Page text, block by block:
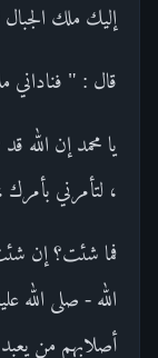
إليك ملك
قال : " فناداني
يا محمد إن
، لتأمرني بأمرك
فما شئت؟ إن
الله - صلى الله
أصلابهم من يعبد